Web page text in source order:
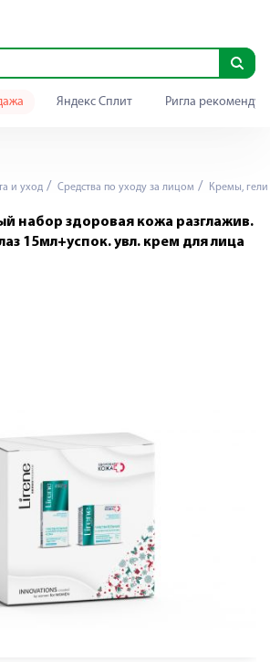
Яндекс Сплит Ригла
и уход Средства по уходу за лицом Кремы,
набор здоровая кожа разглажив.
15мл+успок. увл. крем для лица